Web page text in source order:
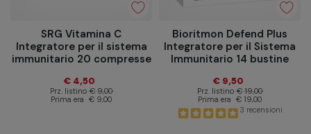
SRG Vitamina C
Integratore per il sistema
immunitario 20 compresse
€ 4,50
Prz. listino € 9,00
Prima era € 9,00
Bioritmon Defend Plus
Integratore per il Sistema
Immunitario 14 bustine
€ 9,50
Prz. listino € 19,00
Prima era € 19,00
3 recensioni